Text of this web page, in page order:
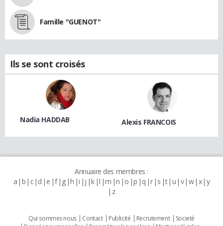
Famille "GUENOT"
Ils se sont croisés
Nadia HADDAB Alexis FRANCOIS
Annuaire des membres :
a b c d e f g h i j k l m n o p q r s t u v w x y
z
Qui sommes nous Contact Publicité Recrutement
Societé